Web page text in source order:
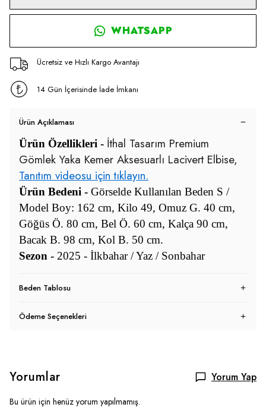
WHATSAPP
Ücretsiz ve Hızlı Kargo Avantajı
14 Gün İçerisinde İade İmkanı
Ürün Açıklaması
Ürün Özellikleri - İthal Tasarım Premium
Gömlek Yaka Kemer Aksesuarlı Lacivert Elbise,
Tanıtım videosu için tıklayın.
Ürün Bedeni - Görselde Kullanılan Beden S /
Model Boy: 162 cm, Kilo 49, Omuz G. 40 cm,
Göğüs Ö. 80 cm, Bel Ö. 60 cm, Kalça 90 cm,
Bacak B. 98 cm, Kol B. 50 cm.
Sezon - 2025 - İlkbahar / Yaz / Sonbahar
Beden Tablosu
Ödeme Seçenekleri
Yorumlar Yorum Yap
Bu ürün için henüz yorum yapılmamış.